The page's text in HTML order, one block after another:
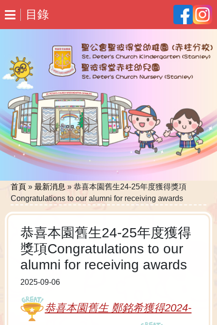
目錄
首頁 »最新消息 »恭喜本園舊生24-25年度獲得獎項
Congratulations to our alumni for receiving awards
恭喜本園舊生24-25年度獲得
獎項Congratulations to our
alumni for receiving awards
2025-09-06
恭喜本園舊生 鄭銘希獲得2024-